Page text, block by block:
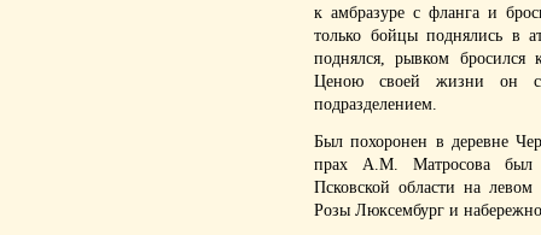
к амбразуре с фланга и
только бойцы поднялись в
поднялся, рывком
Ценою своей жизни он
подразделением.
Был похоронен в деревне
прах А.М. Матросова был
Псковской области на
Розы Люксембург и